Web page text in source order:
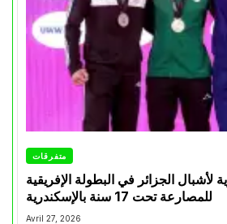
متفرقات
لأشبال الجزائر في البطولة الإفريقية
للمصارعة تحت 17 سنة بالإسكندرية
Avril 27, 2026